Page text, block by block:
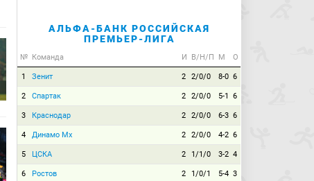
АЛЬФА-БАНК РОССИЙСКАЯ
ПРЕМЬЕР-ЛИГА
№ Команда И В/Н/П М О
1 Зенит 2 2/0/0 8-0 6
2 Спартак 2 2/0/0 5-1 6
3 Краснодар 2 2/0/0 6-3 6
4 Динамо Мх 2 2/0/0 4-2 6
5 ЦСКА 2 1/1/0 3-2 4
6 Ростов 2 1/0/1 5-4 3